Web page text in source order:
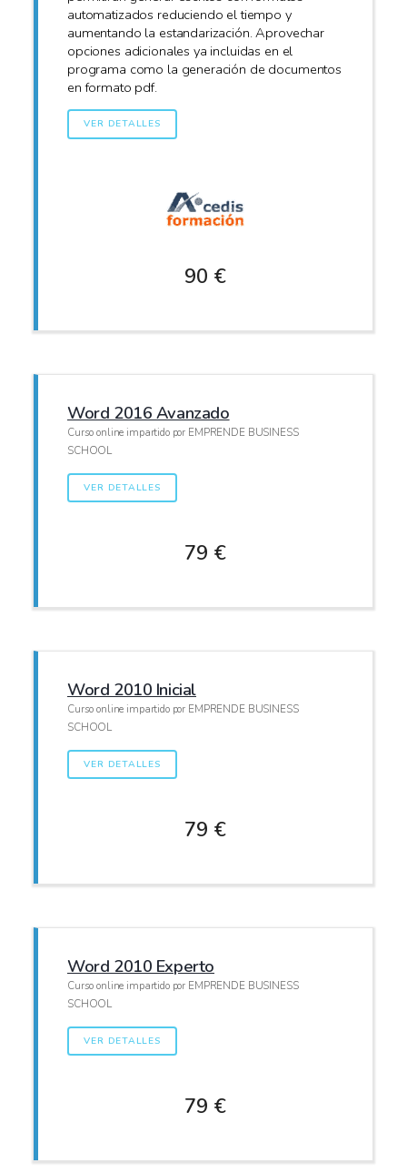
automatizados reduciendo el tiempo y
aumentando la estandarización. Aprovechar
opciones adicionales ya incluidas en el
programa como la generación de documentos
en formato pdf.
VER DETALLES
90 €
Word 2016 Avanzado
Curso online impartido por EMPRENDE BUSINESS
SCHOOL
VER DETALLES
79 €
Word 2010 Inicial
Curso online impartido por EMPRENDE BUSINESS
SCHOOL
VER DETALLES
79 €
Word 2010 Experto
Curso online impartido por EMPRENDE BUSINESS
SCHOOL
VER DETALLES
79 €